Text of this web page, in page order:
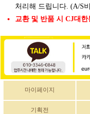
처리해 드립니다. (A/S
교환 및 반품 시 CJ대
마이페이지
기획전